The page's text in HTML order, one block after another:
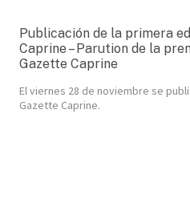
Publicación de la primera
Caprine – Parution de la
Gazette Caprine
El viernes 28 de noviembre se
Gazette Caprine.